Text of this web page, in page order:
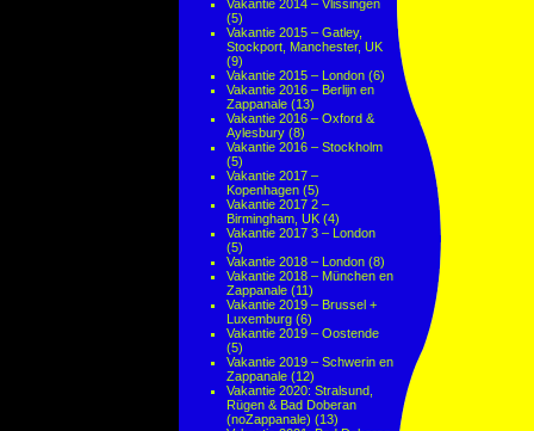
Vakantie 2014 – Vlissingen
(5)
Vakantie 2015 – Gatley,
Stockport, Manchester, UK
(9)
Vakantie 2015 – London (6)
Vakantie 2016 – Berlijn en
Zappanale (13)
Vakantie 2016 – Oxford &
Aylesbury (8)
Vakantie 2016 – Stockholm
(5)
Vakantie 2017 –
Kopenhagen (5)
Vakantie 2017 2 –
Birmingham, UK (4)
Vakantie 2017 3 – London
(5)
Vakantie 2018 – London (8)
Vakantie 2018 – München en
Zappanale (11)
Vakantie 2019 – Brussel +
Luxemburg (6)
Vakantie 2019 – Oostende
(5)
Vakantie 2019 – Schwerin en
Zappanale (12)
Vakantie 2020: Stralsund,
Rügen & Bad Doberan
(noZappanale) (13)